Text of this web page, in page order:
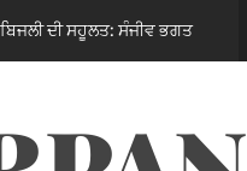
ਸੰਜੀਵ ਭਗਤ 7 hours ago